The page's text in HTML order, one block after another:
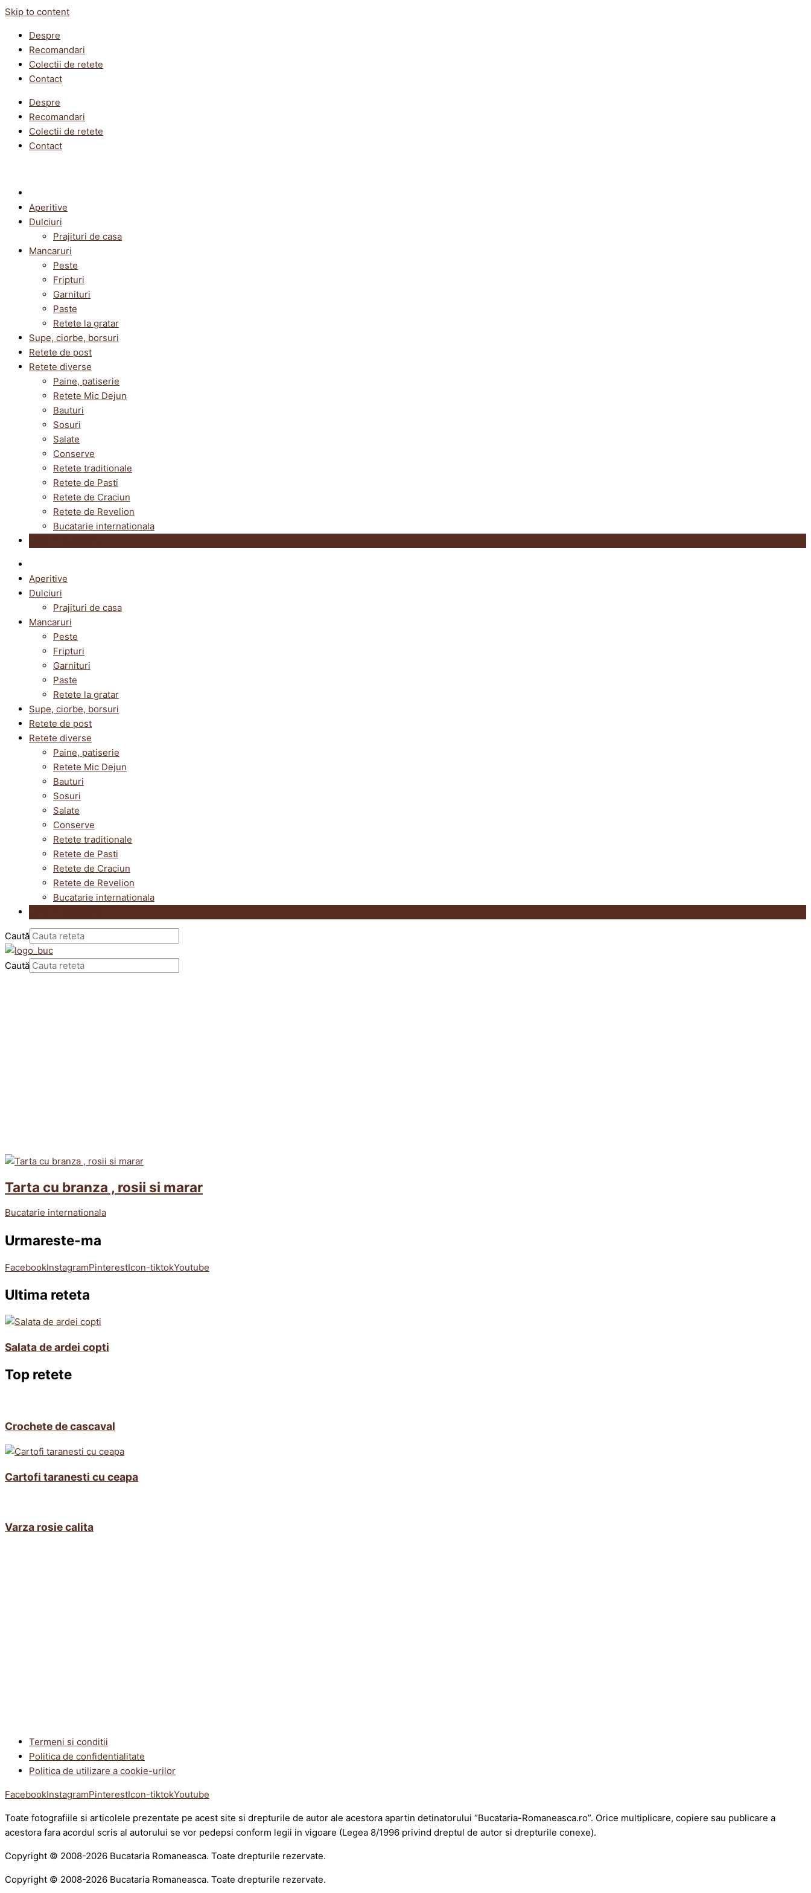
Skip to content
Despre
Recomandari
Colectii de retete
Contact
Despre
Recomandari
Colectii de retete
Contact
Aperitive
Dulciuri
Prajituri de casa
Mancaruri
Peste
Fripturi
Garnituri
Paste
Retete la gratar
Supe, ciorbe, borsuri
Retete de post
Retete diverse
Paine, patiserie
Retete Mic Dejun
Bauturi
Sosuri
Salate
Conserve
Retete traditionale
Retete de Pasti
Retete de Craciun
Retete de Revelion
Bucatarie internationala
Aperitive
Dulciuri
Prajituri de casa
Mancaruri
Peste
Fripturi
Garnituri
Paste
Retete la gratar
Supe, ciorbe, borsuri
Retete de post
Retete diverse
Paine, patiserie
Retete Mic Dejun
Bauturi
Sosuri
Salate
Conserve
Retete traditionale
Retete de Pasti
Retete de Craciun
Retete de Revelion
Bucatarie internationala
Caută
Caută
Tarta cu branza , rosii si marar
Bucatarie internationala
Urmareste-ma
FacebookInstagramPinterestIcon-tiktokYoutube
Ultima reteta
Salata de ardei copti
Top retete
Crochete de cascaval
Cartofi taranesti cu ceapa
Varza rosie calita
Termeni si conditii
Politica de confidentialitate
Politica de utilizare a cookie-urilor
FacebookInstagramPinterestIcon-tiktokYoutube
Toate fotografiile si articolele prezentate pe acest site si drepturile de autor ale acestora apartin detinatorului “Bucataria-Romaneasca.ro”. Orice multiplicare, copiere sau publicare a
acestora fara acordul scris al autorului se vor pedepsi conform legii in vigoare (Legea 8/1996 privind dreptul de autor si drepturile conexe).
Copyright © 2008-2026 Bucataria Romaneasca. Toate drepturile rezervate.
Copyright © 2008-2026 Bucataria Romaneasca. Toate drepturile rezervate.